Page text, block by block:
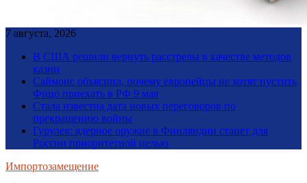
7 августа, 2026
В США решили вернуть расстрелы в качестве методов
казни
Саймонс объяснил, почему европейцы не хотят пустить
Фицо приехать в РФ 9 мая
Стала известна дата новых переговоров по
прекращению войны
Гурулев: ядерное оружие в Финляндии станет для
России приоритетной целью
Импортозамещение